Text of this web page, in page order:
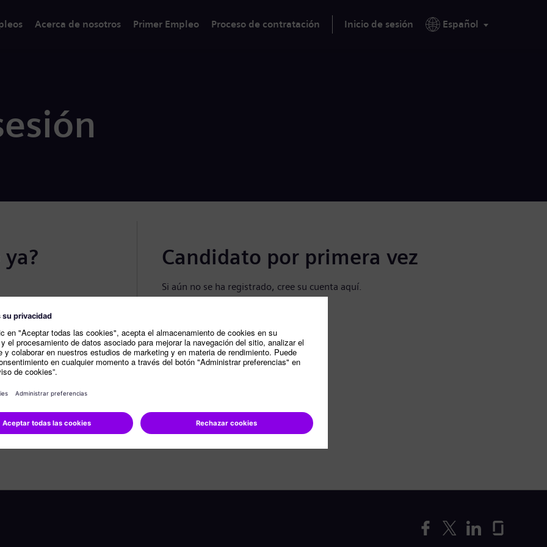
Acerca de nosotros Primer Empleo Proceso de contratación Inicio de sesión Español
Candidato por primera vez
Si aún no se ha registrado, cree su cuenta aquí.